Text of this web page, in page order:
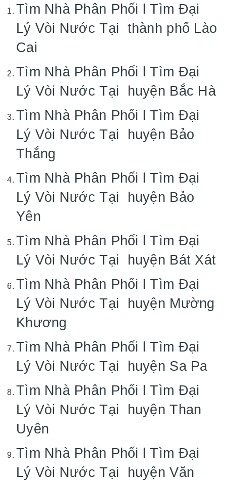
Tìm Nhà Phân Phối l Tìm Đại
Lý Vòi Nước Tại thành phố Lào
Cai
Tìm Nhà Phân Phối l Tìm Đại
Lý Vòi Nước Tại huyện Bắc Hà
Tìm Nhà Phân Phối l Tìm Đại
Lý Vòi Nước Tại huyện Bảo
Thắng
Tìm Nhà Phân Phối l Tìm Đại
Lý Vòi Nước Tại huyện Bảo
Yên
Tìm Nhà Phân Phối l Tìm Đại
Lý Vòi Nước Tại huyện Bát Xát
Tìm Nhà Phân Phối l Tìm Đại
Lý Vòi Nước Tại huyện Mường
Khương
Tìm Nhà Phân Phối l Tìm Đại
Lý Vòi Nước Tại huyện Sa Pa
Tìm Nhà Phân Phối l Tìm Đại
Lý Vòi Nước Tại huyện Than
Uyên
Tìm Nhà Phân Phối l Tìm Đại
Lý Vòi Nước Tại huyện Văn